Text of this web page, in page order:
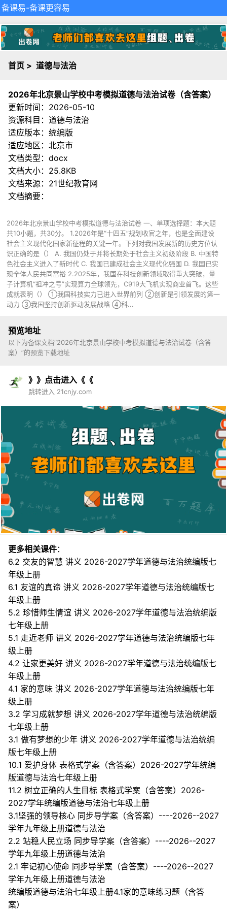
备课易-备课更容易
首页 > 道德与法治
2026年北京景山学校中考模拟道德与法治试卷（含答案）
更新时间：2026-05-10
资源科目：道德与法治
适应版本：统编版
适应地区：北京市
文档类型：docx
文档大小：25.8KB
文档来源： 21世纪教育网
文档摘要：
2026年北京景山学校中考模拟道德与法治试卷 一、单项选择题：本大题
共10小题，共30分。 1.2026年是“十四五”规划收官之年，也是全面建设
社会主义现代化国家新征程的关键一年。下列对我国发展新的历史方位认
识正确的是（） A. 我国仍处于并将长期处于社会主义初级阶段 B. 中国特
色社会主义进入了新时代 C. 我国已建成社会主义现代化强国 D. 我国已实
现全体人民共同富裕 2.2025年，我国在科技创新领域取得重大突破，量
子计算机“祖冲之号”实现算力全球领先，C919大飞机实现商业首飞。这些
成就表明（） ①我国科技实力已进入世界前列 ②创新是引领发展的第一
动力 ③我国坚持创新驱动发展战略 ④科...
预览地址
以下为备课文档“2026年北京景山学校中考模拟道德与法治试卷（含答
案）”的预览下载地址
》》点击进入《《
跳转进入 21cnjy.com
更多相关课件：
6.2 交友的智慧 讲义 2026-2027学年道德与法治统编版七
年级上册
6.1 友谊的真谛 讲义 2026-2027学年道德与法治统编版七
年级上册
5.2 珍惜师生情谊 讲义 2026-2027学年道德与法治统编版
七年级上册
5.1 走近老师 讲义 2026-2027学年道德与法治统编版七年
级上册
4.2 让家更美好 讲义 2026-2027学年道德与法治统编版七
年级上册
4.1 家的意味 讲义 2026-2027学年道德与法治统编版七年
级上册
3.2 学习成就梦想 讲义 2026-2027学年道德与法治统编版
七年级上册
3.1 做有梦想的少年 讲义 2026-2027学年道德与法治统编
版七年级上册
10.1 爱护身体 表格式学案（含答案）2026-2027学年统编
版道德与法治七年级上册
11.2 树立正确的人生目标 表格式学案（含答案）2026-
2027学年统编版道德与法治七年级上册
3.1坚强的领导核心 同步导学案（含答案）----2026--2027
学年九年级上册道德与法治
2.2 站稳人民立场 同步导学案（含答案）----2026--2027
学年九年级上册道德与法治
2.1 牢记初心使命 同步导学案（含答案）----2026--2027
学年九年级上册道德与法治
统编版道德与法治七年级上册4.1家的意味练习题（含答
案）